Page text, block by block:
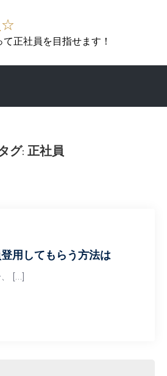
☆
正社員を目指せます！
グ: 正社員
用してもらう方法は
、 […]